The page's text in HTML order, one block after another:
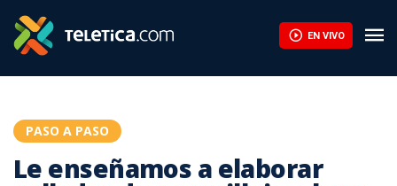
EN VIVO
PASO A PASO
Le enseñamos a elaborar